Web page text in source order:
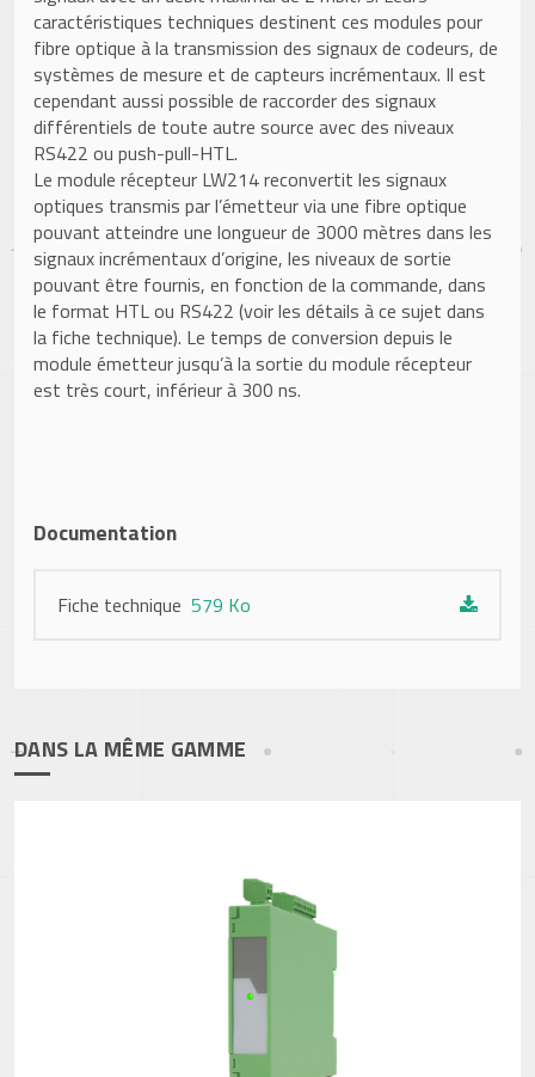
caractéristiques techniques destinent ces modules pour
fibre optique à la transmission des signaux de codeurs, de
systèmes de mesure et de capteurs incrémentaux. Il est
cependant aussi possible de raccorder des signaux
différentiels de toute autre source avec des niveaux
RS422 ou push-pull-HTL.
Le module récepteur LW214 reconvertit les signaux
optiques transmis par l’émetteur via une fibre optique
pouvant atteindre une longueur de 3000 mètres dans les
signaux incrémentaux d’origine, les niveaux de sortie
pouvant être fournis, en fonction de la commande, dans
le format HTL ou RS422 (voir les détails à ce sujet dans
la fiche technique). Le temps de conversion depuis le
module émetteur jusqu’à la sortie du module récepteur
est très court, inférieur à 300 ns.
Documentation
Fiche technique 579 Ko
DANS LA MÊME GAMME